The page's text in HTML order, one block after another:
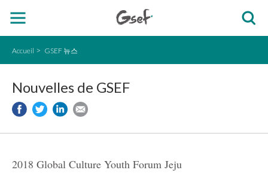
Accueil GSEF 뉴스
Nouvelles de GSEF
2018 Global Culture Youth Forum Jeju